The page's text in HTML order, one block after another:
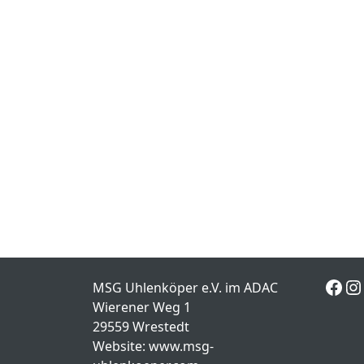
MSG Uhlenköper e.V. im ADAC
Wierener Weg 1
29559 Wrestedt
Website: www.msg-